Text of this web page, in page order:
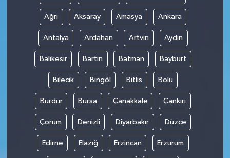
Ağrı Aksaray Amasya Ankara
Antalya Ardahan Artvin Aydın
Balıkesir Bartın Batman Bayburt
Bilecik Bingöl Bitlis Bolu
Burdur Bursa Çanakkale Çankırı
Çorum Denizli Diyarbakır Düzce
Edirne Elazığ Erzincan Erzurum